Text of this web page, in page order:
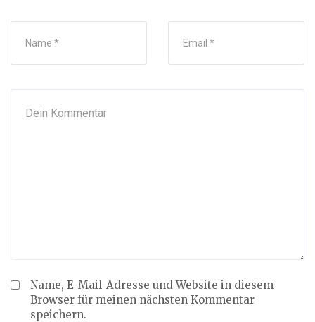
Name, E-Mail-Adresse und Website in diesem
Browser für meinen nächsten Kommentar
speichern.